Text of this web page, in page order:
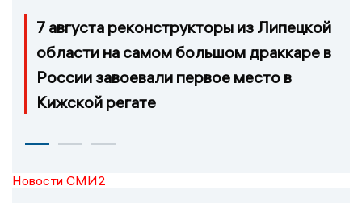
7 августа реконструкторы из Липецкой
области на самом большом драккаре в
России завоевали первое место в
Кижской регате
Новости СМИ2